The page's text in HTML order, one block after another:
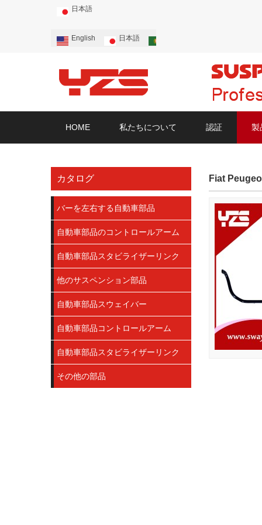
日本語
English 日本語
HOME 私たちについて 認証 製
カタログ
バーを左右する自動車部品
自動車部品のコントロールアーム
自動車部品スタビライザーリンク
他のサスペンション部品
自動車部品スウェイバー
自動車部品コントロールアーム
自動車部品スタビライザーリンク
その他の部品
Fiat